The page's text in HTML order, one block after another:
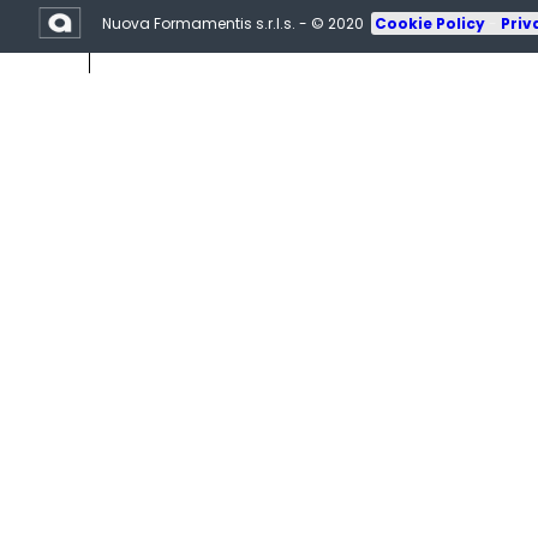
Nuova Formamentis s.r.l.s. - © 2020 Cookie Policy